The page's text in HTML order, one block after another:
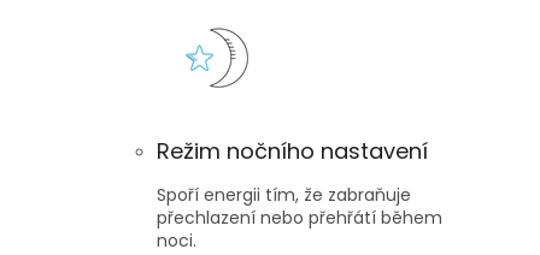
Režim nočního nastavení
Spoří energii tím, že zabraňuje
přechlazení nebo přehřátí během
noci.